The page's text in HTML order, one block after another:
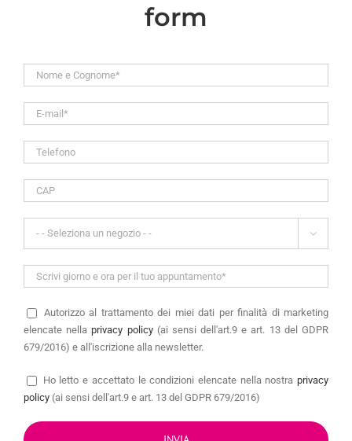
form

Autorizzo al trattamento dei miei dati per finalità di marketing
elencate nella privacy policy(ai sensi dell'art.9 e art. 13 del GDPR
679/2016) e all'iscrizione alla newsletter.
Ho letto e accettato le condizioni elencate nella nostra privacy
policy (ai sensi dell'art.9 e art. 13 del GDPR 679/2016)